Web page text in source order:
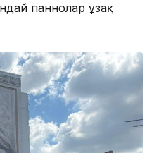
паннолар ұзақ